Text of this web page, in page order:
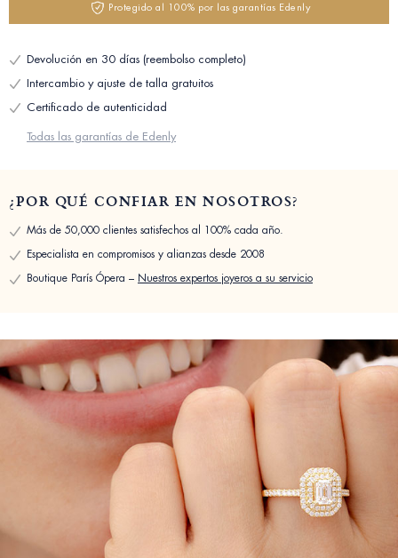
Protegido al 100% por las garantías Edenly
Devolución en 30 días (reembolso completo)
Intercambio y ajuste de talla gratuitos
Certificado de autenticidad
Todas las garantías de Edenly
¿POR QUÉ CONFIAR EN NOSOTROS?
Más de 50,000 clientes satisfechos al 100% cada año.
Especialista en compromisos y alianzas desde 2008
Boutique París Ópera – Nuestros expertos joyeros a su servicio